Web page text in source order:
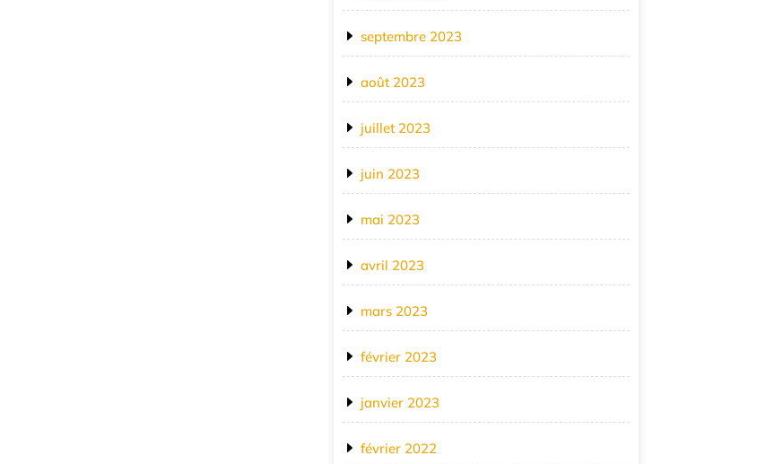
septembre 2023
août 2023
juillet 2023
juin 2023
mai 2023
avril 2023
mars 2023
février 2023
janvier 2023
février 2022